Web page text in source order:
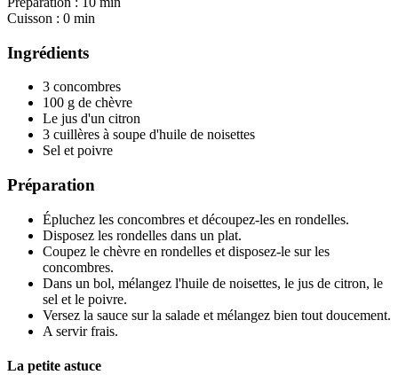
Cuisson : 0 min
Ingrédients
3 concombres
100 g de chèvre
Le jus d'un citron
3 cuillères à soupe d'huile de noisettes
Sel et poivre
Préparation
Épluchez les concombres et découpez-les en rondelles.
Disposez les rondelles dans un plat.
Coupez le chèvre en rondelles et disposez-le sur les
concombres.
Dans un bol, mélangez l'huile de noisettes, le jus de citron, le
sel et le poivre.
Versez la sauce sur la salade et mélangez bien tout doucement.
A servir frais.
La petite astuce